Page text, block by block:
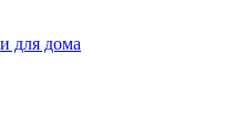
для дома